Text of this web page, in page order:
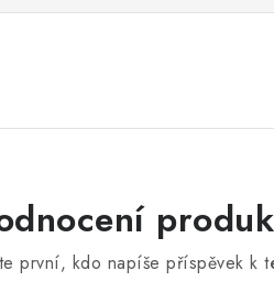
první, kdo napíše příspěvek k